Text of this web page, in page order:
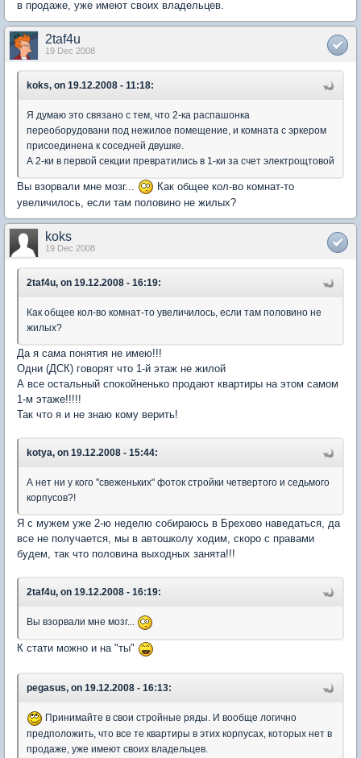
в продаже, уже имеют своих владельцев.
2taf4u
19 Dec 2008
koks, on 19.12.2008 - 11:18:
Я думаю это связано с тем, что 2-ка распашонка
переоборудовани под нежилое помещение, и комната с эркером
присоединена к соседней двушке.
А 2-ки в первой секции превратились в 1-ки за счет электрощтовой
Вы взорвали мне мозг...
Как общее кол-во комнат-то
увеличилось, если там половино не жилых?
koks
19 Dec 2008
2taf4u, on 19.12.2008 - 16:19:
Как общее кол-во комнат-то увеличилось, если там половино не
жилых?
Да я сама понятия не имею!!!
Одни (ДСК) говорят что 1-й этаж не жилой
А все остальный спокойненько продают квартиры на этом самом
1-м этаже!!!!!
Так что я и не знаю кому верить!
kotya, on 19.12.2008 - 15:44:
А нет ни у кого "свеженьких" фоток стройки четвертого и седьмого
корпусов?!
Я с мужем уже 2-ю неделю собираюсь в Брехово наведаться, да
все не получается, мы в автошколу ходим, скоро с правами
будем, так что половина выходных занята!!!
2taf4u, on 19.12.2008 - 16:19:
Вы взорвали мне мозг...
К стати можно и на "ты"
pegasus, on 19.12.2008 - 16:13:
Принимайте в свои стройные ряды. И вообще логично
предположить, что все те квартиры в этих корпусах, которых нет в
продаже, уже имеют своих владельцев.